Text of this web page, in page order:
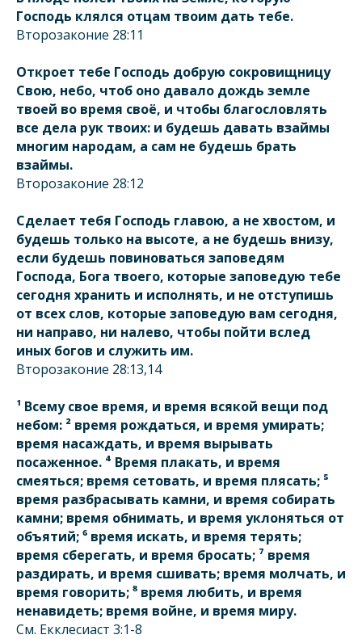
Господь клялся отцам твоим дать тебе.
Второзаконие 28:11
Откроет тебе Господь добрую сокровищницу
Свою, небо, чтоб оно давало дождь земле
твоей во время своё, и чтобы благословлять
все дела рук твоих: и будешь давать взаймы
многим народам, а сам не будешь брать
взаймы.
Второзаконие 28:12
Сделает тебя Господь главою, а не хвостом, и
будешь только на высоте, а не будешь внизу,
если будешь повиноваться заповедям
Господа, Бога твоего, которые заповедую тебе
сегодня хранить и исполнять, и не отступишь
от всех слов, которые заповедую вам сегодня,
ни направо, ни налево, чтобы пойти вслед
иных богов и служить им.
Второзаконие 28:13,14
¹ Всему свое время, и время всякой вещи под
небом: ² время рождаться, и время умирать;
время насаждать, и время вырывать
посаженное. ⁴ Время плакать, и время
смеяться; время сетовать, и время плясать; ⁵
время разбрасывать камни, и время собирать
камни; время обнимать, и время уклоняться от
объятий; ⁶ время искать, и время терять;
время сберегать, и время бросать; ⁷ время
раздирать, и время сшивать; время молчать, и
время говорить; ⁸ время любить, и время
ненавидеть; время войне, и время миру.
См. Екклеcиаст 3:1-8